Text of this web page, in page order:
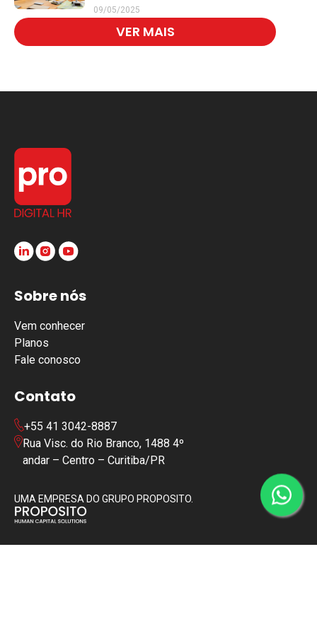
mais saudável e
engajador
09/05/2025
VER MAIS
Sobre nós
Vem conhecer
Planos
Fale conosco
Contato
+55 41 3042-8887
Rua Visc. do Rio Branco, 1488 4º
andar – Centro – Curitiba/PR
UMA EMPRESA DO GRUPO PROPOSITO.